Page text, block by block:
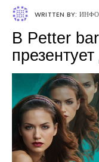
WRITTEN BY:
В Petter